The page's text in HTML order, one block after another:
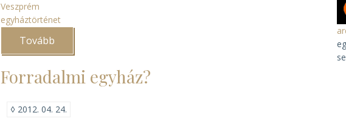
Veszprém
egyháztörténet
Tovább
egyházmegye
második
világháborúban
Forradalmi egyház?
◊ 2012. 04. 24.